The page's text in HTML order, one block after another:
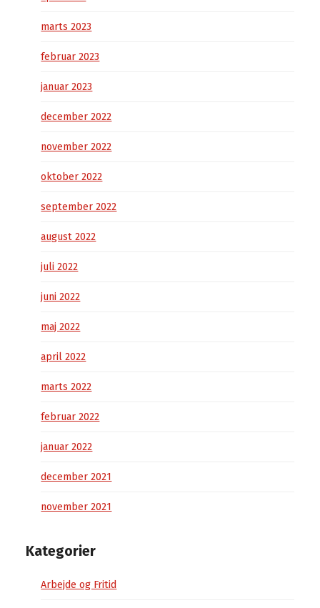
marts 2023
februar 2023
januar 2023
december 2022
november 2022
oktober 2022
september 2022
august 2022
juli 2022
juni 2022
maj 2022
april 2022
marts 2022
februar 2022
januar 2022
december 2021
november 2021
Kategorier
Arbejde og Fritid